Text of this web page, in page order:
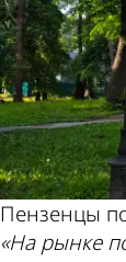
Пензенцы
«На рынке